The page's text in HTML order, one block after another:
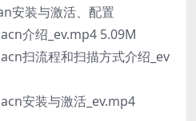
安装与激活、配置
介绍_ev.mp4 5.09M
扫流程和扫描方式介绍_ev
安装与激活_ev.mp4